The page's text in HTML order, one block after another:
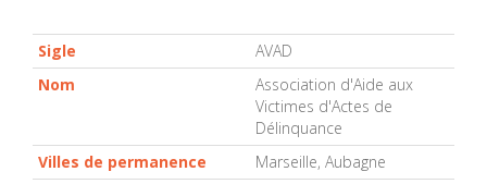
Sigle
AVAD
Nom
Association d'Aide aux
Victimes d'Actes de
Délinquance
Villes de permanence
Marseille, Aubagne